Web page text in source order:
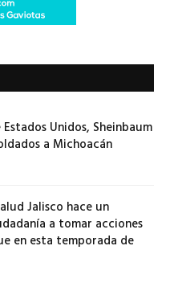
Unidos, Sheinbaum
a Michoacán
Jalisco hace un
a tomar acciones
en esta temporada de